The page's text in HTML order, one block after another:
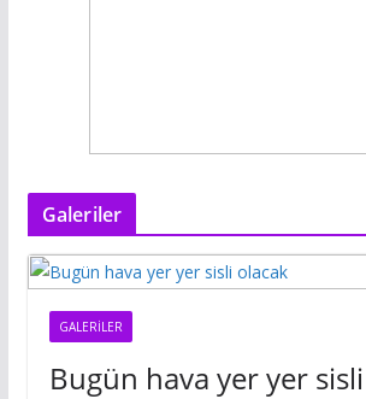
Galeriler
GALERILER
Bugün hava yer yer